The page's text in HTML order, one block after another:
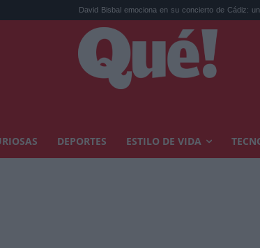
David Bisbal emociona en su concierto de Cádiz: un... Las
DEPORTES ESTILO DE VIDA